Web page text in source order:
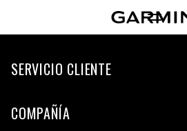
SERVICIO CLIENTE
COMPAÑÍA